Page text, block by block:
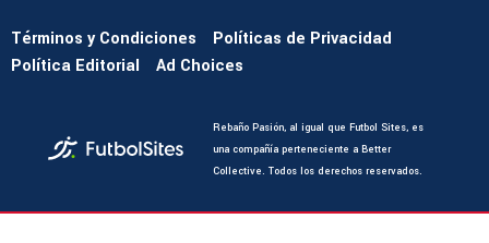
Términos y Condiciones
Políticas de Privacidad
Política Editorial
Ad Choices
Rebaño Pasión, al igual que Futbol Sites, es
una compañía perteneciente a Better
Collective. Todos los derechos reservados.